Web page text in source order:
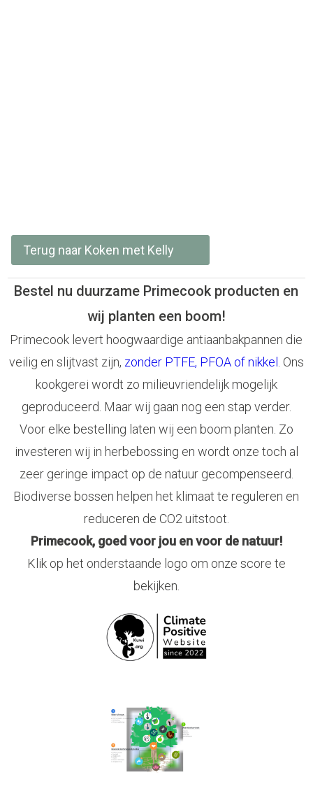
Terug naar Koken met Kelly
Bestel nu duurzame Primecook producten en
wij planten een boom!
Primecook levert hoogwaardige antiaanbakpannen die
veilig en slijtvast zijn, zonder PTFE, PFOA of nikkel
. Ons
kookgerei wordt zo milieuvriendelijk mogelijk
geproduceerd. Maar wij gaan nog een stap verder.
Voor elke bestelling laten wij een boom planten. Zo
investeren wij in herbebossing en wordt onze toch al
zeer geringe impact op de natuur gecompenseerd.
Biodiverse bossen helpen het klimaat te reguleren en
reduceren de CO2 uitstoot.
Primecook, goed voor jou en voor de natuur!
Klik op het onderstaande logo om onze score te
bekijken.